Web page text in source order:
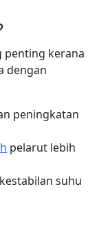
penting kerana
dengan
peningkatan
pelarut lebih
suhu